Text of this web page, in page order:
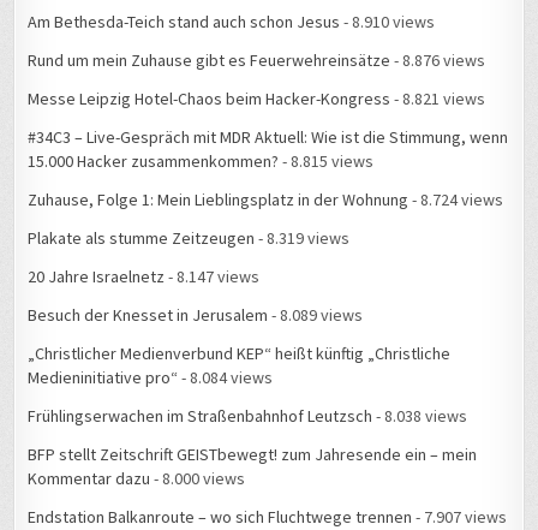
Am Bethesda-Teich stand auch schon Jesus - 8.910 views
Rund um mein Zuhause gibt es Feuerwehreinsätze - 8.876 views
Messe Leipzig Hotel-Chaos beim Hacker-Kongress - 8.821 views
#34C3 – Live-Gespräch mit MDR Aktuell: Wie ist die Stimmung, wenn
15.000 Hacker zusammenkommen? - 8.815 views
Zuhause, Folge 1: Mein Lieblingsplatz in der Wohnung - 8.724 views
Plakate als stumme Zeitzeugen - 8.319 views
20 Jahre Israelnetz - 8.147 views
Besuch der Knesset in Jerusalem - 8.089 views
„Christlicher Medienverbund KEP“ heißt künftig „Christliche
Medieninitiative pro“ - 8.084 views
Frühlingserwachen im Straßenbahnhof Leutzsch - 8.038 views
BFP stellt Zeitschrift GEISTbewegt! zum Jahresende ein – mein
Kommentar dazu - 8.000 views
Endstation Balkanroute – wo sich Fluchtwege trennen - 7.907 views